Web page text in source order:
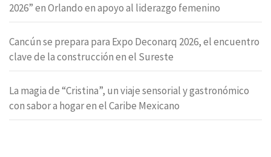
2026” en Orlando en apoyo al liderazgo femenino
Cancún se prepara para Expo Deconarq 2026, el encuentro
clave de la construcción en el Sureste
La magia de “Cristina”, un viaje sensorial y gastronómico
con sabor a hogar en el Caribe Mexicano